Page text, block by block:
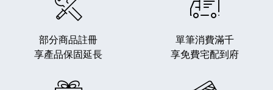
部分商品註冊
享產品保固延長
單筆消費滿千
享免費宅配到府